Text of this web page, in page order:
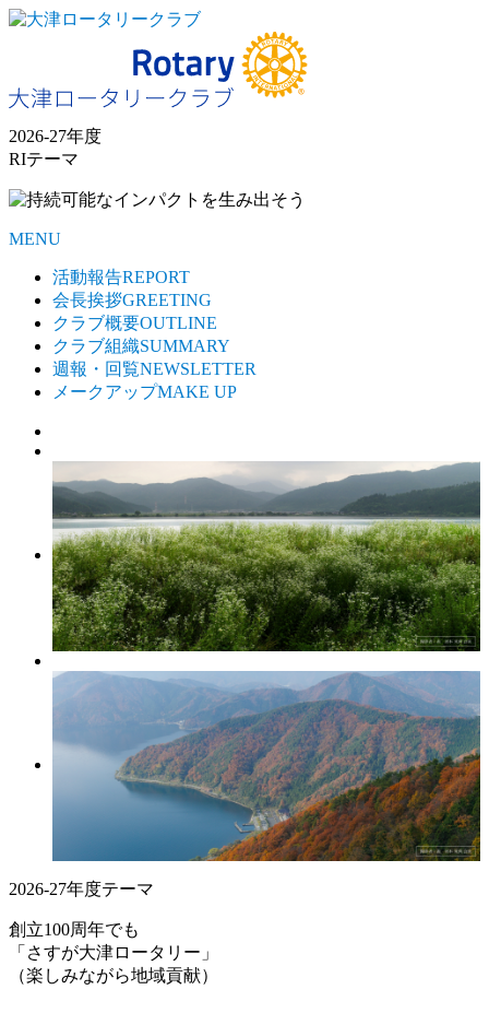
2026-27年度
RIテーマ
MENU
活動報告REPORT
会長挨拶GREETING
クラブ概要OUTLINE
クラブ組織SUMMARY
週報・回覧NEWSLETTER
メークアップMAKE UP
2026-27年度テーマ
創立100周年でも
「さすが大津ロータリー」
（楽しみながら地域貢献）